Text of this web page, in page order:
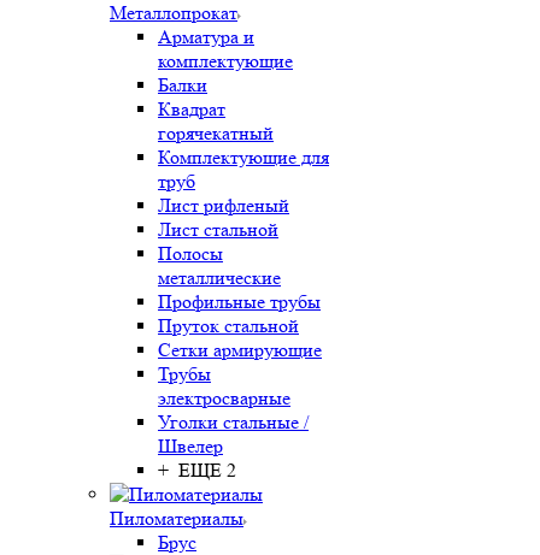
Металлопрокат
Арматура и
комплектующие
Балки
Квадрат
горячекатный
Комплектующие для
труб
Лист рифленый
Лист стальной
Полосы
металлические
Профильные трубы
Пруток стальной
Сетки армирующие
Трубы
электросварные
Уголки стальные /
Швелер
+ ЕЩЕ 2
Пиломатериалы
Брус